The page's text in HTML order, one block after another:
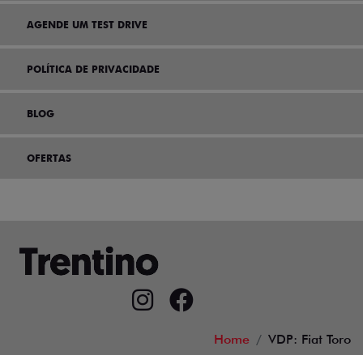
AGENDE UM TEST DRIVE
POLÍTICA DE PRIVACIDADE
BLOG
OFERTAS
Home VDP: Fiat Toro